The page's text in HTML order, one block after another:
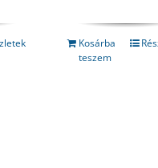
Ft.
was:
550 Ft.
is:
Kosárba
teszem